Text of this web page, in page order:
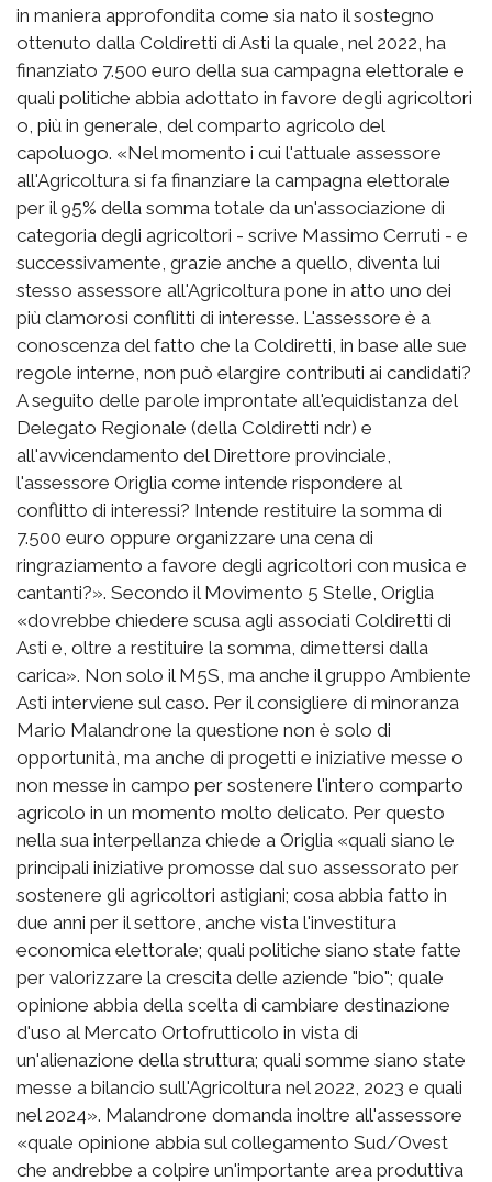
in maniera approfondita come sia nato il sostegno
ottenuto dalla Coldiretti di Asti la quale, nel 2022, ha
finanziato 7.500 euro della sua campagna elettorale e
quali politiche abbia adottato in favore degli agricoltori
o, più in generale, del comparto agricolo del
capoluogo. «Nel momento i cui l'attuale assessore
all'Agricoltura si fa finanziare la campagna elettorale
per il 95% della somma totale da un'associazione di
categoria degli agricoltori - scrive Massimo Cerruti - e
successivamente, grazie anche a quello, diventa lui
stesso assessore all'Agricoltura pone in atto uno dei
più clamorosi conflitti di interesse. L'assessore è a
conoscenza del fatto che la Coldiretti, in base alle sue
regole interne, non può elargire contributi ai candidati?
A seguito delle parole improntate all'equidistanza del
Delegato Regionale (della Coldiretti ndr) e
all'avvicendamento del Direttore provinciale,
l'assessore Origlia come intende rispondere al
conflitto di interessi? Intende restituire la somma di
7.500 euro oppure organizzare una cena di
ringraziamento a favore degli agricoltori con musica e
cantanti?». Secondo il Movimento 5 Stelle, Origlia
«dovrebbe chiedere scusa agli associati Coldiretti di
Asti e, oltre a restituire la somma, dimettersi dalla
carica». Non solo il M5S, ma anche il gruppo Ambiente
Asti interviene sul caso. Per il consigliere di minoranza
Mario Malandrone la questione non è solo di
opportunità, ma anche di progetti e iniziative messe o
non messe in campo per sostenere l'intero comparto
agricolo in un momento molto delicato. Per questo
nella sua interpellanza chiede a Origlia «quali siano le
principali iniziative promosse dal suo assessorato per
sostenere gli agricoltori astigiani; cosa abbia fatto in
due anni per il settore, anche vista l'investitura
economica elettorale; quali politiche siano state fatte
per valorizzare la crescita delle aziende "bio"; quale
opinione abbia della scelta di cambiare destinazione
d'uso al Mercato Ortofrutticolo in vista di
un'alienazione della struttura; quali somme siano state
messe a bilancio sull'Agricoltura nel 2022, 2023 e quali
nel 2024». Malandrone domanda inoltre all'assessore
«quale opinione abbia sul collegamento Sud/Ovest
che andrebbe a colpire un'importante area produttiva